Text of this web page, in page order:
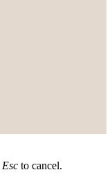
Esc to cancel.